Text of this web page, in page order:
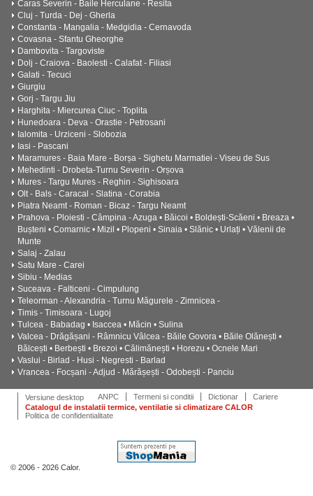
Caras Severin - Baile Herculane - Resita
Cluj - Turda - Dej - Gherla
Constanta - Mangalia - Medgidia - Cernavoda
Covasna - Sfantu Gheorghe
Dambovita - Targoviste
Dolj - Craiova - Baolesti - Calafat - Filiasi
Galati - Tecuci
Giurgiu
Gorj - Targu Jiu
Harghita - Miercurea Ciuc - Toplita
Hunedoara - Deva - Orastie - Petrosani
Ialomita - Urziceni - Slobozia
Iasi - Pascani
Maramures - Baia Mare - Borșa - Sighetu Marmatiei - Viseu de Sus
Mehedinti - Drobeta-Turnu Severin - Orșova
Mures - Targu Mures - Reghin - Sighisoara
Olt - Bals - Caracal - Slatina - Corabia
Piatra Neamt - Roman - Bicaz - Targu Neamt
Prahova - Ploiesti - Câmpina - Azuga • Băicoi • Boldești-Scăeni • Breaza •
Bușteni • Comarnic • Mizil • Plopeni • Sinaia • Slănic • Urlați • Vălenii de
Munte
Salaj - Zalau
Satu Mare - Carei
Sibiu - Medias
Suceava - Falticeni - Cimpulung
Teleorman - Alexandria - Turnu Măgurele - Zimnicea -
Timis - Timisoara - Lugoj
Tulcea - Babadag • Isaccea • Măcin • Sulina
Valcea - Drăgășani - Râmnicu Vâlcea - Băile Govora • Băile Olănești •
Bălcești • Berbești • Brezoi • Călimănești • Horezu • Ocnele Mari
Vaslui - Birlad - Husi - Negresti - Barlad
Vrancea - Focșani - Adjud - Mărășești - Odobești - Panciu
Versiune desktop ANPC Termeni si conditii Dictionar
Cariere
Catalogul de instalatii termice, ventilatie si climatizare CALOR
Politica de confidentialitate
© 2006 - 2026 Calor.